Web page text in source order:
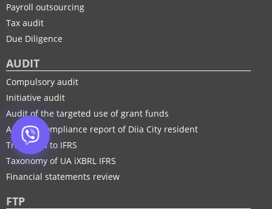
Payroll outsourcing
Tax audit
Due Diligence
AUDIT
Compulsory audit
Initiative audit
Audit of the targeted use of grant funds
Audit of compliance report of Diia City resident
Transition to IFRS
Taxonomy of UA іXBRL IFRS
Financial statements review
FTP